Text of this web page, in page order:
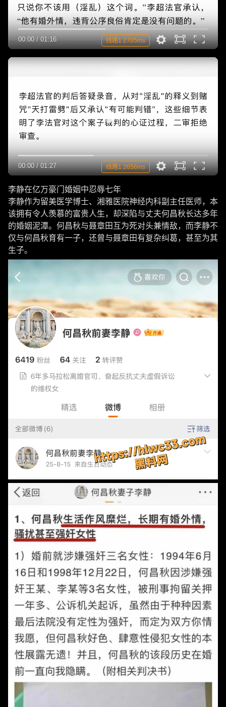
00:00/01:16 线路1 2705ms
00:00/01:27 线路1 2656ms
李静在亿万豪门婚姻中忍辱七年
李静作为留美医学博士、湘雅医院神经内科副主任医师，本
该拥有令人羡慕的富贵人生，却深陷与丈夫何昌秋长达多年
的婚姻泥潭。何昌秋与聂章田互为死对头兼情敌，而李静不
仅与何昌秋育有一子，还曾与聂章田有复杂纠葛，甚至为其
生子。